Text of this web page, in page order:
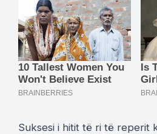
Suksesi i hitit të ri të reperit